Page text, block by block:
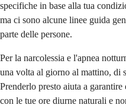
specifiche in base alla tua
ma ci sono alcune linee guida
parte delle persone.
Per la narcolessia e l'apnea
una volta al giorno al mattino, di
Prenderlo presto aiuta a
con le tue ore diurne naturali e